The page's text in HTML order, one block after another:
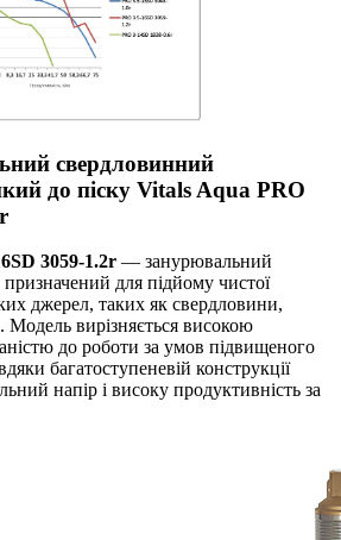
свердловинний
до піску Vitals Aqua PRO
3059-1.2r — занурювальний
для підйому чистої
джерел, таких як свердловини,
Модель вирізняється високою
до роботи за умов підвищеного
багатоступеневій конструкції
напір і високу продуктивність за